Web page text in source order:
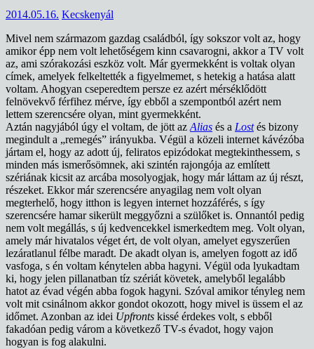
2014.05.16. Kecskenyál
Mivel nem származom gazdag családból, így sokszor volt az, hogy
amikor épp nem volt lehetőségem kinn csavarogni, akkor a TV volt
az, ami szórakozási eszköz volt. Már gyermekként is voltak olyan
címek, amelyek felkeltették a figyelmemet, s hetekig a hatása alatt
voltam. Ahogyan cseperedtem persze ez azért mérséklődött
felnövekvő férfihez mérve, így ebből a szempontból azért nem
lettem szerencsére olyan, mint gyermekként.
Aztán nagyjából úgy el voltam, de jött az Alias és a Lost és bizony
megindult a „remegés” irányukba. Végül a közeli internet kávézóba
jártam el, hogy az adott új, feliratos epizódokat megtekinthessem, s
minden más ismerősömnek, aki szintén rajongója az említett
szériának kicsit az arcába mosolyogjak, hogy már láttam az új részt,
részeket. Ekkor már szerencsére anyagilag nem volt olyan
megterhelő, hogy itthon is legyen internet hozzáférés, s így
szerencsére hamar sikerült meggyőzni a szülőket is. Onnantól pedig
nem volt megállás, s új kedvencekkel ismerkedtem meg. Volt olyan,
amely már hivatalos véget ért, de volt olyan, amelyet egyszerűen
lezáratlanul félbe maradt. De akadt olyan is, amelyen fogott az idő
vasfoga, s én voltam kénytelen abba hagyni. Végül oda lyukadtam
ki, hogy jelen pillanatban tíz szériát követek, amelyből legalább
hatot az évad végén abba fogok hagyni. Szóval amikor tényleg nem
volt mit csinálnom akkor gondot okozott, hogy mivel is üssem el az
időmet. Azonban az idei Upfronts kissé érdekes volt, s ebből
fakadóan pedig várom a következő TV-s évadot, hogy vajon
hogyan is fog alakulni.